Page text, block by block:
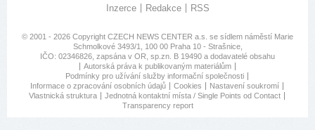
Inzerce Redakce RSS
© 2001 - 2026 Copyright CZECH NEWS CENTER a.s. se sídlem náměstí Marie
Schmolkové 3493/1, 100 00 Praha 10 - Strašnice,
IČO: 02346826, zapsána v OR, sp.zn. B 19490 a dodavatelé obsahu
Autorská práva k publikovaným materiálům
Podmínky pro užívání služby informační společnosti
Informace o zpracování osobních údajů
Cookies
Nastavení soukromí
Vlastnická struktura
Jednotná kontaktní místa / Single Points od Contact
Transparency report